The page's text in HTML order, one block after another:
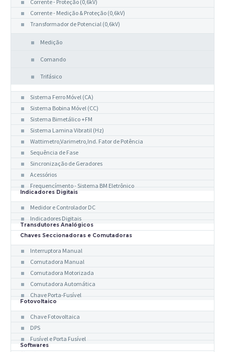
Corrente - Proteção (0,6kV)
Corrente - Medição & Proteção (0,6kV)
Transformador de Potencial (0,6kV)
Medição
Comando
Trifásico
Sistema Ferro Móvel (CA)
Sistema Bobina Móvel (CC)
Sistema Bimetálico +FM
Sistema Lamina Vibratil (Hz)
Wattimetro,Varimetro,Ind. Fator de Potência
Sequência de Fase
Sincronização de Geradores
Acessórios
Frequencímento - Sistema BM Eletrônico
Indicadores Digitais
Medidor e Controlador DC
Indicadores Digitais
Transdutores Analógicos
Chaves Seccionadoras e Comutadoras
Interruptora Manual
Comutadora Manual
Comutadora Motorizada
Comutadora Automática
Chave Porta-Fusível
Fotovoltaico
Chave Fotovoltaica
DPS
Fusível e Porta Fusível
Softwares